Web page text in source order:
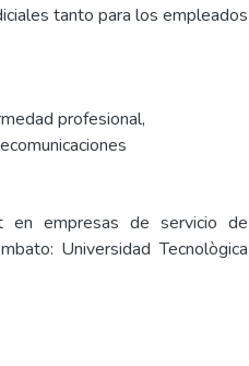
tanto para los empleados
profesional,
en empresas de servicio de
Universidad Tecnològica